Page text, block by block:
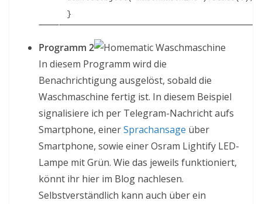
}
Programm 2
In diesem Programm wird die
Benachrichtigung ausgelöst, sobald die
Waschmaschine fertig ist. In diesem Beispiel
signalisiere ich per Telegram-Nachricht aufs
Smartphone, einerSprachansage über
Smartphone, sowie einer Osram Lightify LED-
Lampe mit Grün. Wie das jeweils funktioniert,
könnt ihr hier im Blog nachlesen.
Selbstverständlich kann auch über ein